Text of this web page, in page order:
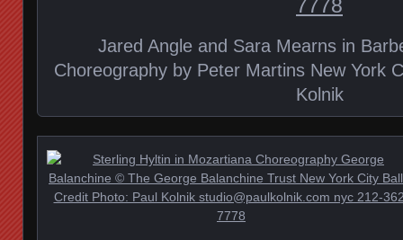
Jared Angle and Sara Mearns in
Choreography by Peter Martins New
Kolnik